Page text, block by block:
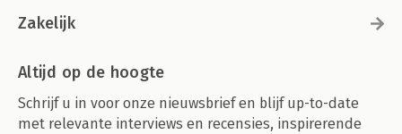
Zakelijk
Altijd op de hoogte
Schrijf u in voor onze nieuwsbrief en blijf up-to-date
met relevante interviews en recensies, inspirerende